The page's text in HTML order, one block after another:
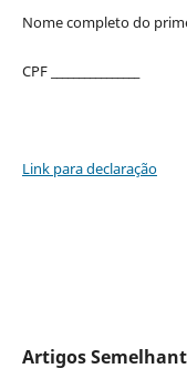
Nome completo do
CPF ________________
Link para declaração
Artigos